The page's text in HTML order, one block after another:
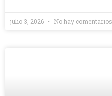
julio 3, 2026 No hay comentarios